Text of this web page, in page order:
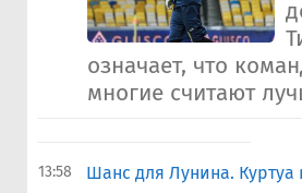
означает, что
многие считают
13:58 Шанс для Лунина.